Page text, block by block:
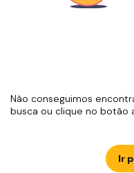
Não conseguimos
busca ou clique no botão
Ir